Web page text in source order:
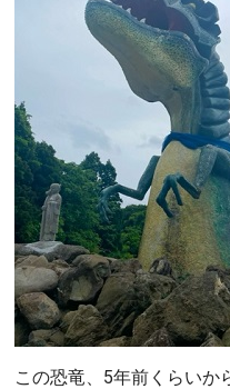
この恐竜、5年前くらいか